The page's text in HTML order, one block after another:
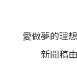
愛做夢的理
新聞稿